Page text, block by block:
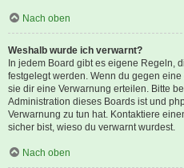
Nach oben
Weshalb wurde ich verwarnt?
In jedem Board gibt es eigene Regeln,
festgelegt werden. Wenn du gegen
sie dir eine Verwarnung erteilen. Bitte
Administration dieses Boards ist und
Verwarnung zu tun hat. Kontaktiere
sicher bist, wieso du verwarnt wurdest.
Nach oben